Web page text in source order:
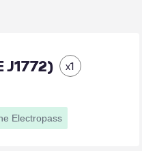
J1772) x1
Electropass